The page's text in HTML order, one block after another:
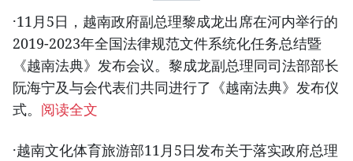
·11月5日，越南政府副总理黎成龙出席在河内举行的
2019-2023年全国法律规范文件系统化任务总结暨
《越南法典》发布会议。黎成龙副总理同司法部部长
阮海宁及与会代表们共同进行了《越南法典》发布仪
式。 阅读全文
·越南文化体育旅游部11月5日发布关于落实政府总理